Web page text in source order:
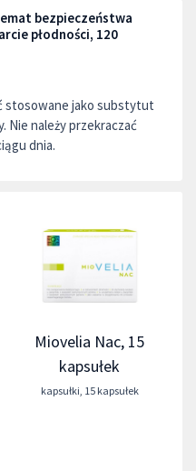
bezpieczeństwa
płodności, 120
stosowane jako substytut
Nie należy przekraczać
dnia.
Miovelia Nac, 15
kapsułek
kapsułki, 15 kapsułek